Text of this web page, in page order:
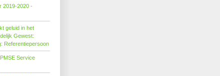
2019-2020 -
geluid in het
Gewest:
Referentiepersoon
Service